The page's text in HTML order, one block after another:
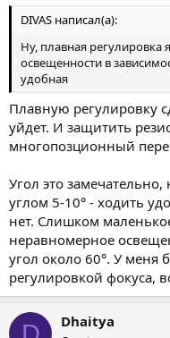
DIVAS написал(а):
Ну, плавная регулировка
освещенности в
удобная
Плавную регулировку
уйдет. И защитить
многопозционный
Угол это
углом 5-10° - ходить
нет. Слишком
неравномерное
угол около 60°. У меня
регулировкой фокуса,
Dhaitya